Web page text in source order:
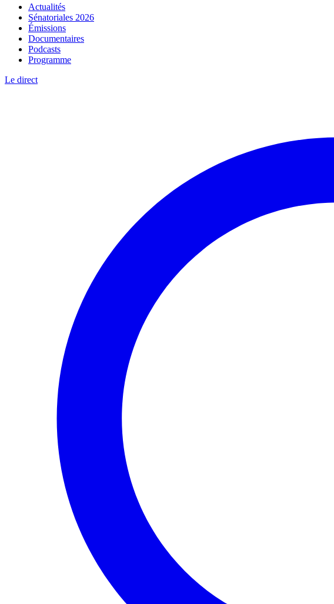
Actualités
Sénatoriales 2026
Émissions
Documentaires
Podcasts
Programme
Le direct